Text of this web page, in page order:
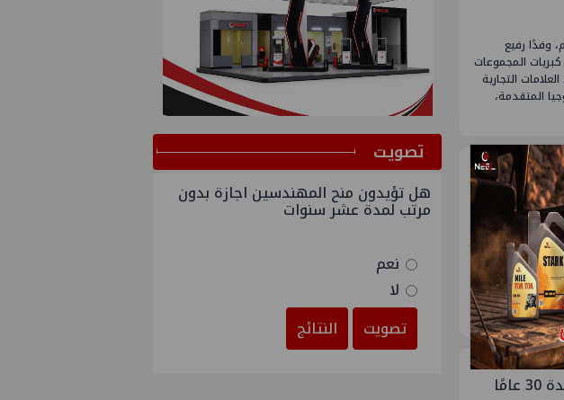
وفدًا رفيع
المجموعات
التجارية
المتقدمة،
لمتابعة
الأداء
شيمي وزير قطاع
القابضة
الأداء
وتعظيم العائد
ﺗﺼﻮﻳﺖ
هل تؤيدون منح المهندسين اجازة بدون
مرتب لمدة عشر سنوات
نعم
لا
تصويت
النتائج